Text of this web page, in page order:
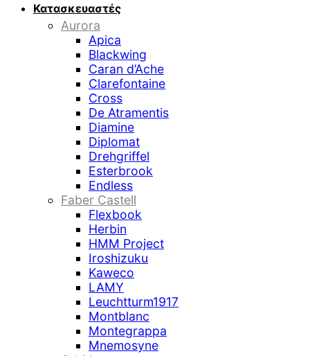
Κατασκευαστές
Aurora
Apica
Blackwing
Caran d’Ache
Clarefontaine
Cross
De Atramentis
Diamine
Diplomat
Drehgriffel
Esterbrook
Endless
Faber Castell
Flexbook
Herbin
HMM Project
Iroshizuku
Kaweco
LAMY
Leuchtturm1917
Montblanc
Montegrappa
Mnemosyne